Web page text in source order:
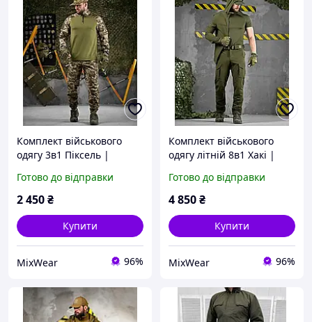
Комплект військового
одягу 3в1 Піксель |
Піксель убакс штани і
кепка
Готово до відправки
2 450₴
Купити
MixWear 96%
Комплект військового
одягу літній 8в1 Хакі |
легка Олива
Готово до відправки
4 850₴
Купити
MixWear 96%